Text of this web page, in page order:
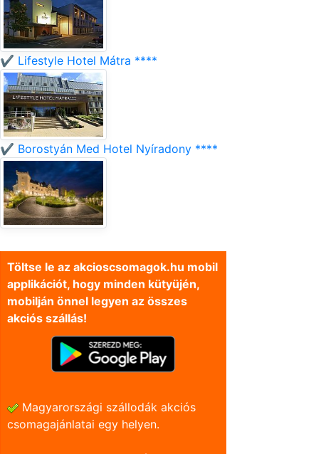
✔️ Lifestyle Hotel Mátra ****
✔️ Borostyán Med Hotel Nyíradony ****
Töltse le az akcioscsomagok.hu mobil
applikációt, hogy minden kütyüjén,
mobilján önnel legyen az összes
akciós szállás!
Magyarországi szállodák akciós
csomagajánlatai egy helyen.